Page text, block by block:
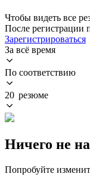
Чтобы видеть все
После регистрации
Зарегистрироваться
За всё время
По соответствию
20 резюме
Ничего не
Попробуйте